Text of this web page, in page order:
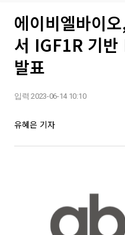
에이비엘바이
서 IGF1R 기반
발표
입력 2023-06-14 10:10
유혜은 기자